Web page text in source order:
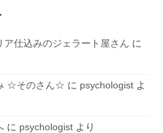
仕込みのジェラート屋さん に
☆そのさん☆ に psychologist よ
に psychologist より